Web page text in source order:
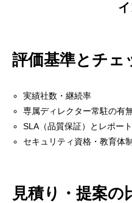
評価基準とチェ
実績社数・継続率
専属ディレクター常駐の有
SLA（品質保証）とレポー
セキュリティ資格・教育体制
見積り・提案の
規模別（大手／中小企
策
コミュニケーション遅
よくある課題と解決シ
総務アウトソーシング会